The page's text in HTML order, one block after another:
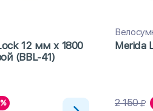
12 мм x 1800
(BBL-41)
Merida
2 150